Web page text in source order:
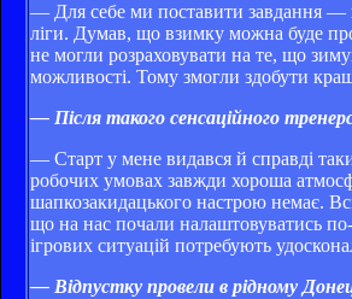
— Для себе ми поставити завдання —
ліги. Думав, що взимку можна буде
не могли розраховувати на те, що
можливості. Тому змогли здобути
— Після такого сенсаційного
— Старт у мене видався й справді
робочих умовах завжди хороша
шапкозакидацького настрою немає.
що на нас почали налаштовуватись
ігрових ситуацій потребують
— Відпустку провели в рідному